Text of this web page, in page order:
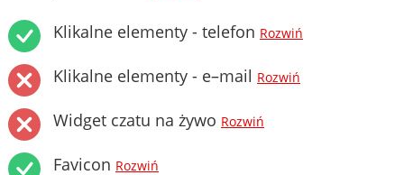
Klikalne elementy - telefon Rozwiń
Klikalne elementy - e–mail Rozwiń
Widget czatu na żywo Rozwiń
Favicon Rozwiń